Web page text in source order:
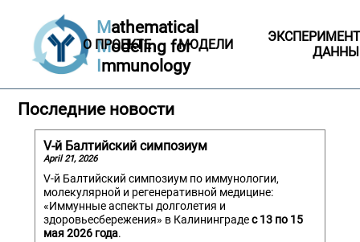
Mathematical
Modeling for
Immunology
О ПРОЕКТЕ МОДЕЛИ
Последние новости
V-й Балтийский симпозиум
April 21, 2026
V-й Балтийский симпозиум по иммунологии,
молекулярной и регенеративной медицине:
«Иммунные аспекты долголетия и
здоровьесбережения» в Калининградес 13 по 15
мая 2026 года.